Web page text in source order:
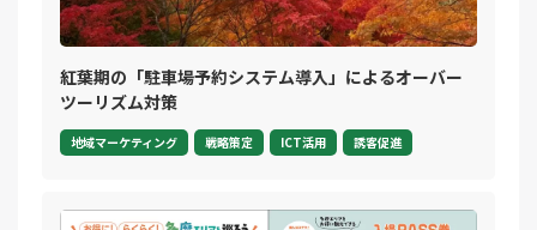
紅葉期の「駐車場予約システム導入」によるオーバー
ツーリズム対策
地域マーケティング 戦略策定 ICT活用 誘客促進